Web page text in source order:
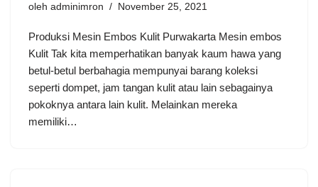
oleh adminimron November 25, 2021
Produksi Mesin Embos Kulit Purwakarta Mesin embos
Kulit Tak kita memperhatikan banyak kaum hawa yang
betul-betul berbahagia mempunyai barang koleksi
seperti dompet, jam tangan kulit atau lain sebagainya
pokoknya antara lain kulit. Melainkan mereka
memiliki…